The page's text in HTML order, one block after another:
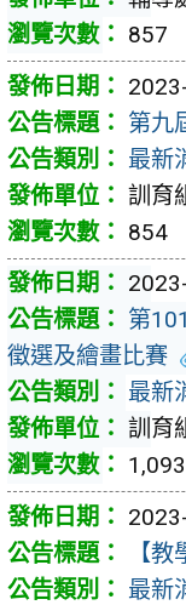
857
第九
最新
訓育
854
第
徵選及繪畫比賽
最新
訓育
1,093
【
最新